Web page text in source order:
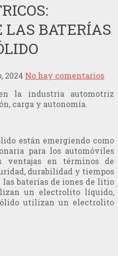
LAS BATERÍAS
2024 No hay comentarios
la industria automotriz
carga y autonomía.
están emergiendo como
para los automóviles
ventajas en términos de
durabilidad y tiempos
baterías de iones de litio
un electrolito líquido,
utilizan un electrolito